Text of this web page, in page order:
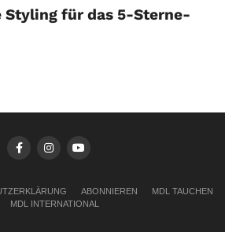
Styling für das 5-Sterne-
ABONNIEREN
MDL TAUCHEN
MDL INTERNATIONAL